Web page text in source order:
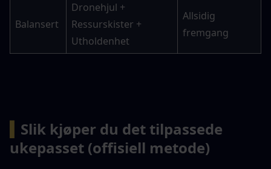
Balansert
Dronehjul +
Ressurskister +
Utholdenhet
Allsidig
fremgang
Slik kjøper du det tilpassede
ukepasset (offisiell metode)